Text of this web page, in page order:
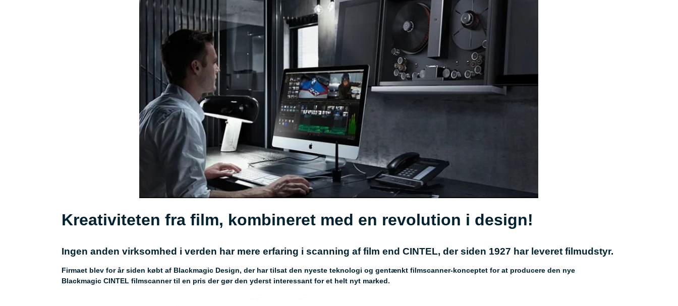
Kreativiteten fra film, kombineret med en revolution i design!
Ingen anden virksomhed i verden har mere erfaring i scanning af film end CINTEL, der siden 1927 har leveret filmudstyr.
Firmaet blev for år siden købt af Blackmagic Design, der har tilsat den nyeste teknologi og gentænkt filmscanner-konceptet for at producere den nye
Blackmagic CINTEL filmscanner til en pris der gør den yderst interessant for et helt nyt marked.